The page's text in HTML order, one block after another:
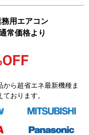
用エアコン
常価格より
OFF
ら超省エネ最新機種ま
おります。